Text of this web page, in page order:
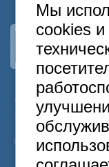
Наша
Москва
Санкт-Петербург
Бесплатный
+7
+7
8
© 2015 Hostels of
Мы
cookies
+7 (495) 646-74-40
Петербург
Полная версия